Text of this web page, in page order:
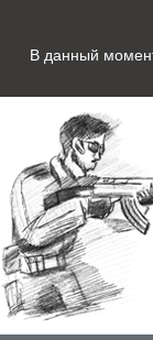
В данный